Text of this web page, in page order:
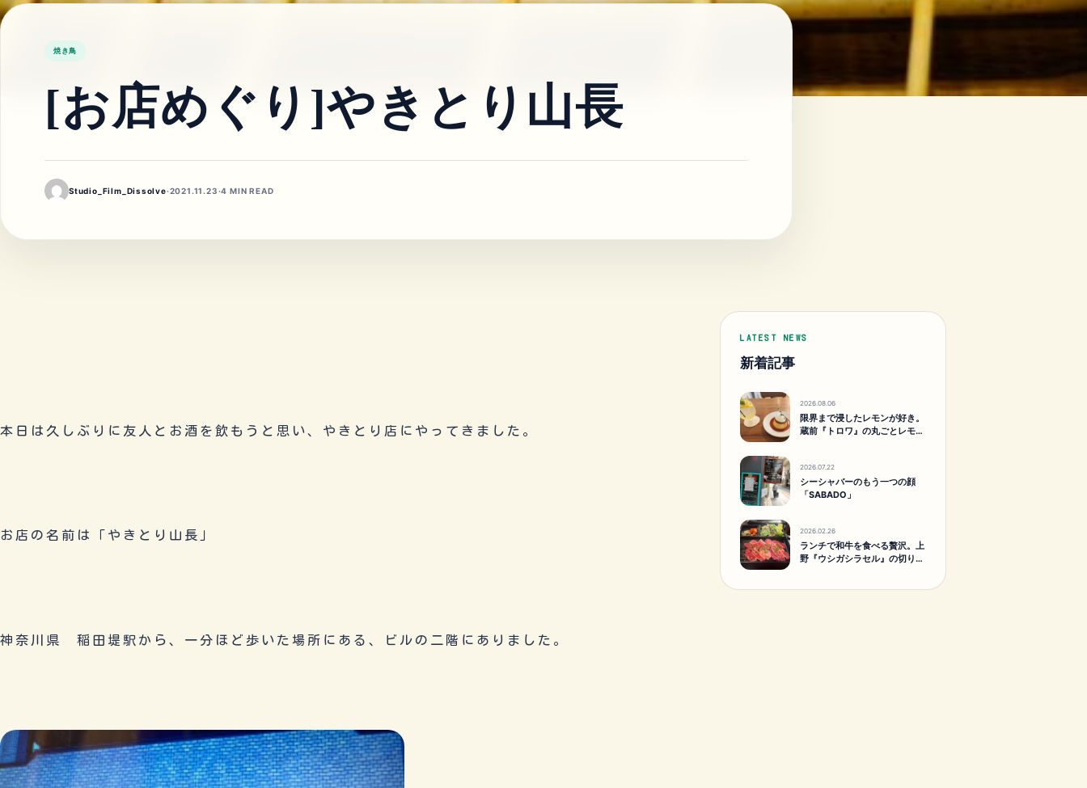
焼き鳥
[お店めぐり]やきとり山長
Studio_Film_Dissolve·2021.11.23·4 MIN READ
本日は久しぶりに友人とお酒を飲もうと思い、やきとり店にやってきました。
お店の名前は「やきとり山長」
神奈川県 稲田堤駅から、一分ほど歩いた場所にある、ビルの二階にありました。
LATEST NEWS
新着記事
2026.08.06
限界まで浸したレモンが好き。
蔵前『トロワ』の丸ごとレモン
2026.07.22
シーシャバーのもう一つの顔
「SABADO」
2026.02.26
ランチで和牛を食べる贅沢。上
野『ウシガシラセル』の切り落